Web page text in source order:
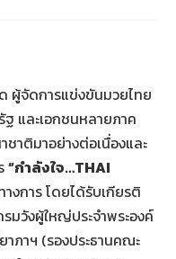
ผู้จัดการแข่งขันมวยไทย
ฐ และเอกชนหลายภาค
าติมาอย่างต่อเนื่องและ
“กำลังใจ…THAI
งการ โดยได้รับเกียรติ
วังผู้ใหญ่ประจำพระองค์
าภาฯ (รองประธานคณะ